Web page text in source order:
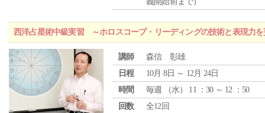
西洋占星術中級実習 ～ホロスコープ・リーディングの技術と表現力
講師
森信 彰雄
日程
10月 8日 ～ 12月 24日
時間
毎週 （水） 11 ：30 ～ 12 ：50
回数
全12回